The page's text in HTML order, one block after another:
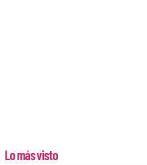
Lo más visto